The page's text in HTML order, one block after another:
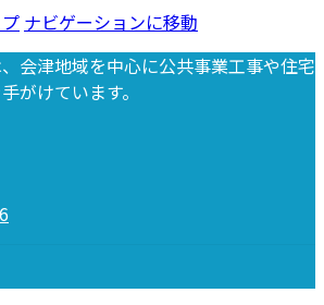
ナビゲーションに移動
会津地域を中心に公共事業工事や住宅
がけています。